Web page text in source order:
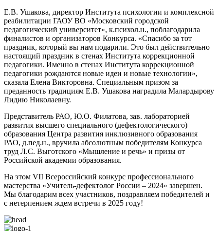
Е.В. Ушакова, директор Института психологии и комплексной
реабилитации ГАОУ ВО «Московский городской
педагогический университет», к.психол.н., поблагодарила
финалистов и организаторов Конкурса. «Спасибо за тот
праздник, который вы нам подарили. Это был действительно
настоящий праздник в стенах Института коррекционной
педагогики. Именно в стенах Института коррекционной
педагогики рождаются новые идеи и новые технологии»,
сказала Елена Викторовна. Специальным призом за
преданность традициям Е.В. Ушакова наградила Малардырову
Лидию Николаевну.
Представитель РАО, Ю.О. Филатова, зав. лабораторией
развития высшего специального (дефектологического)
образования Центра развития инклюзивного образования
РАО, д.пед.н., вручила абсолютным победителям Конкурса
труд Л.С. Выготского «Мышление и речь» и призы от
Российской академии образования.
На этом VII Всероссийский конкурс профессионального
мастерства «Учитель-дефектолог России – 2024» завершен.
Мы благодарим всех участников, поздравляем победителей и
с нетерпением ждем встречи в 2025 году!